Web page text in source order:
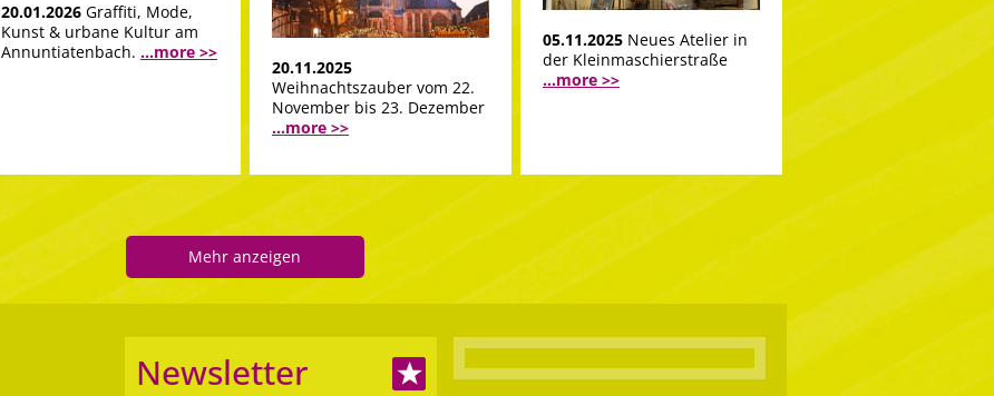
20.01.2026 Graffiti, Mode,
Kunst & urbane Kultur am
Annuntiatenbach. ...more >>
20.11.2025
Weihnachtszauber vom 22.
November bis 23. Dezember
...more >>
05.11.2025 Neues Atelier in
der Kleinmaschierstraße
...more >>
Mehr anzeigen
Newsletter